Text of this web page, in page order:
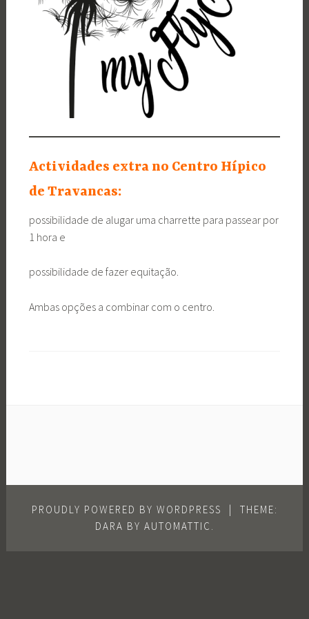
Actividades extra no Centro Hípico
de Travancas:
possibilidade de alugar uma charrette para passear por
1 hora e
possibilidade de fazer equitação.
Ambas opções a combinar com o centro.
PROUDLY POWERED BY WORDPRESS |
THEME:
DARA BY AUTOMATTIC .